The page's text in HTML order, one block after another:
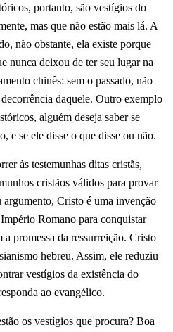
portanto, são vestígios do
mas que não estão mais lá. A
não obstante, ela existe porque
nunca deixou de ter seu lugar na
chinês: sem o passado, não
daquele. Outro exemplo
alguém deseja saber se
e se ele disse o que disse ou não.
às testemunhas ditas cristãs,
cristãos válidos para provar
Cristo é uma invenção
Romano para conquistar
promessa da ressurreição. Cristo
hebreu. Assim, ele reduziu
vestígios da existência do
ao evangélico.
os vestígios que procura? Boa